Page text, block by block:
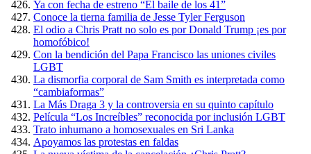
Ya con fecha de estreno “El baile de los 41”
Conoce la tierna familia de Jesse Tyler Ferguson
El odio a Chris Pratt no solo es por Donald Trump ¡es por
homofóbico!
Con la bendición del Papa Francisco las uniones civiles
LGBT
La dismorfia corporal de Sam Smith es interpretada como
“cambiaformas”
La Más Draga 3 y la controversia en su quinto capítulo
Película “Los Increíbles” reconocida por inclusión LGBT
Trato inhumano a homosexuales en Sri Lanka
Apoyamos las protestas en faldas